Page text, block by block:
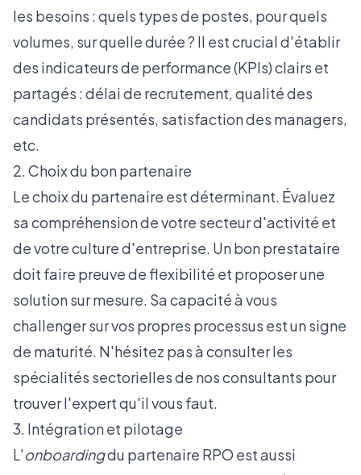
les besoins : quels types de postes, pour quels
volumes, sur quelle durée ? Il est crucial d'établir
des indicateurs de performance (KPIs) clairs et
partagés : délai de recrutement, qualité des
candidats présentés, satisfaction des managers,
etc.
2. Choix du bon partenaire
Le choix du partenaire est déterminant. Évaluez
sa compréhension de votre secteur d'activité et
de votre culture d'entreprise. Un bon prestataire
doit faire preuve de flexibilité et proposer une
solution sur mesure. Sa capacité à vous
challenger sur vos propres processus est un signe
de maturité. N'hésitez pas à consulter les
spécialités sectorielles de nos consultants pour
trouver l'expert qu'il vous faut.
3. Intégration et pilotage
L'onboardingdu partenaire RPO est aussi